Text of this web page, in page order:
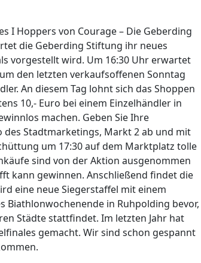
I Hoppers von Courage – Die Geberding
die Geberding Stiftung ihr neues
vorgestellt wird. Um 16:30 Uhr erwartet
den letzten verkaufsoffenen Sonntag
An diesem Tag lohnt sich das Shoppen
10,- Euro bei einem Einzelhändler in
machen. Geben Sie Ihre
des Stadtmarketings, Markt 2 ab und mit
um 17:30 auf dem Marktplatz tolle
sind von der Aktion ausgenommen
kann gewinnen. Anschließend findet die
eine neue Siegerstaffel mit einem
in Ruhpolding bevor,
Städte stattfindet. Im letzten Jahr hat
gemacht. Wir sind schon gespannt